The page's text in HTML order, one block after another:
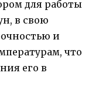
для работы
в свою
и
что
его в